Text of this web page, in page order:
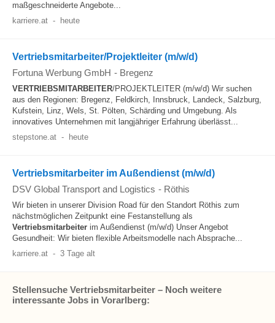
maßgeschneiderte Angebote...
karriere.at - heute
Vertriebsmitarbeiter/Projektleiter (m/w/d)
Fortuna Werbung GmbH - Bregenz
VERTRIEBSMITARBEITER/PROJEKTLEITER (m/w/d) Wir suchen
aus den Regionen: Bregenz, Feldkirch, Innsbruck, Landeck, Salzburg,
Kufstein, Linz, Wels, St. Pölten, Schärding und Umgebung. Als
innovatives Unternehmen mit langjähriger Erfahrung überlässt...
stepstone.at - heute
Vertriebsmitarbeiter im Außendienst (m/w/d)
DSV Global Transport and Logistics - Röthis
Wir bieten in unserer Division Road für den Standort Röthis zum
nächstmöglichen Zeitpunkt eine Festanstellung als
Vertriebsmitarbeiter im Außendienst (m/w/d) Unser Angebot
Gesundheit: Wir bieten flexible Arbeitsmodelle nach Absprache...
karriere.at - 3 Tage alt
Stellensuche Vertriebsmitarbeiter – Noch weitere
interessante Jobs in Vorarlberg: